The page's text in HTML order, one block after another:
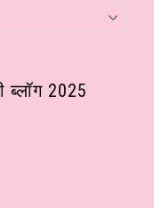
ब्लॉग 2025